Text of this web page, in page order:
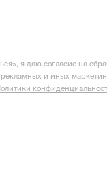
я даю согласие на
и иных